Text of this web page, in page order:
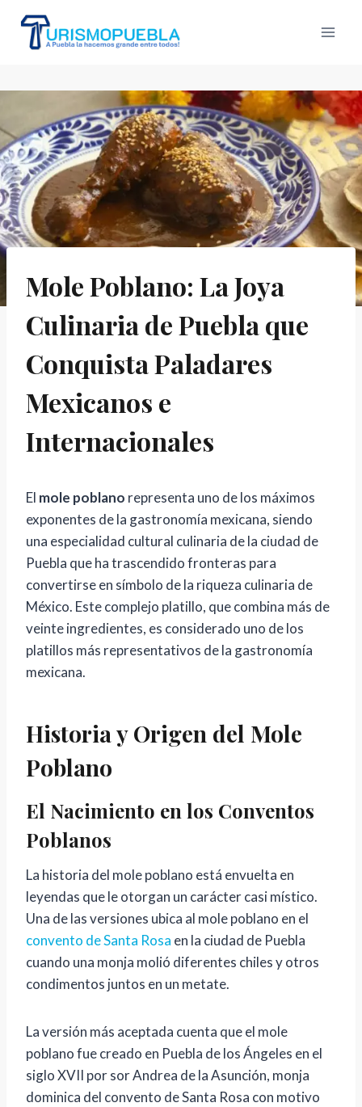
content
Mole Poblano: La Joya
Culinaria de Puebla que
Conquista Paladares
Mexicanos e
Internacionales
El mole poblano representa uno de los máximos
exponentes de la gastronomía mexicana, siendo
una especialidad cultural culinaria de la ciudad de
Puebla que ha trascendido fronteras para
convertirse en símbolo de la riqueza culinaria de
México. Este complejo platillo, que combina más de
veinte ingredientes, es considerado uno de los
platillos más representativos de la gastronomía
mexicana.
Historia y Origen del Mole
Poblano
El Nacimiento en los Conventos
Poblanos
La historia del mole poblano está envuelta en
leyendas que le otorgan un carácter casi místico.
Una de las versiones ubica al mole poblano en el
convento de Santa Rosa en la ciudad de Puebla
cuando una monja molió diferentes chiles y otros
condimentos juntos en un metate.
La versión más aceptada cuenta que el mole
poblano fue creado en Puebla de los Ángeles en el
siglo XVII por sor Andrea de la Asunción, monja
dominica del convento de Santa Rosa con motivo